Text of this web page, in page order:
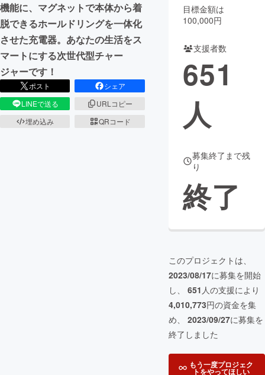
CAMPFIRE for Social Good
CAMPFIRE Creation
CAMPFIREふるさと納税machi-ya コミュニティ
機能に、マグネットで本体から着
脱できるホールドリングを一体化
させた充電器。あなたの生活をス
マートにする次世代型チャー
ジャーです！
ポスト
シェア
LINEで送る
URLコピー
埋め込み
QRコード
目標金額は
100,000円
支援者数
651
人
募集終了まで残
り
終了
このプロジェクトは、
2023/08/17に募集を開始
し、 651 人の支援により
4,010,773円の資金を集
め、 2023/09/27に募集を
終了しました
もう一度プロジェク
トをやってほしい